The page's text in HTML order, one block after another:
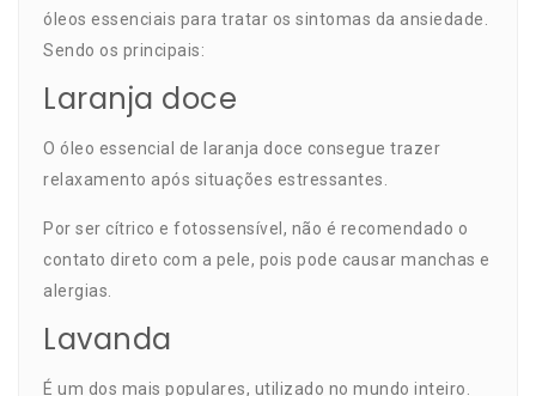
óleos essenciais para tratar os sintomas da ansiedade.
Sendo os principais:
Laranja doce
O óleo essencial de laranja doce consegue trazer
relaxamento após situações estressantes.
Por ser cítrico e fotossensível, não é recomendado o
contato direto com a pele, pois pode causar manchas e
alergias.
Lavanda
É um dos mais populares, utilizado no mundo inteiro.